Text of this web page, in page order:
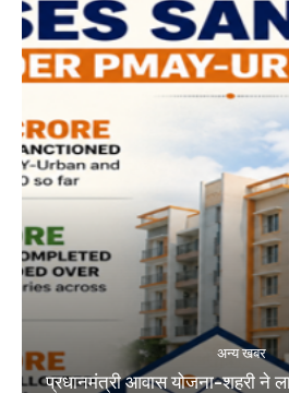
अन्य खबर
प्रधानमंत्री आवास योजना-शहरी ने